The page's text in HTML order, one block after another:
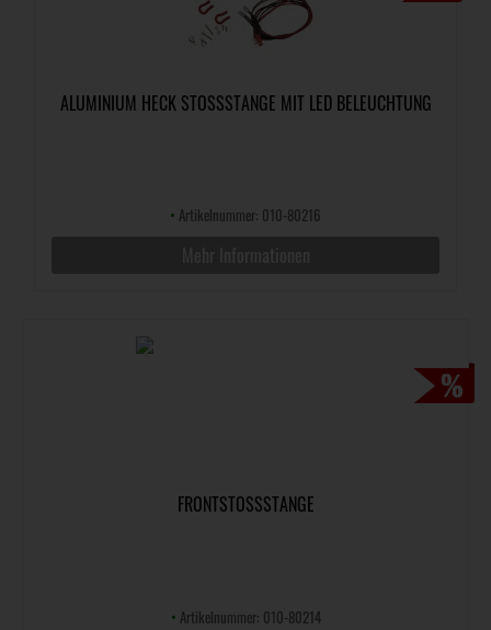
ALUMINIUM HECK STOSSSTANGE MIT LED BELEUCHTUNG
• Artikelnummer: 010-80216
FRONTSTOSSSTANGE
• Artikelnummer: 010-80214